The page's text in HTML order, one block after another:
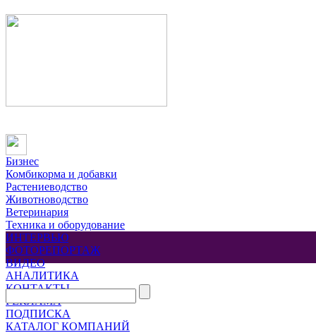
Бизнес
Комбикорма и добавки
Растениеводство
Животноводство
Ветеринария
Техника и оборудование
ИНТЕРВЬЮ
ФОТОРЕПОРТАЖ
ВИДЕО
АНАЛИТИКА
КОНТАКТЫ
РЕКЛАМА
ПОДПИСКА
КАТАЛОГ КОМПАНИЙ